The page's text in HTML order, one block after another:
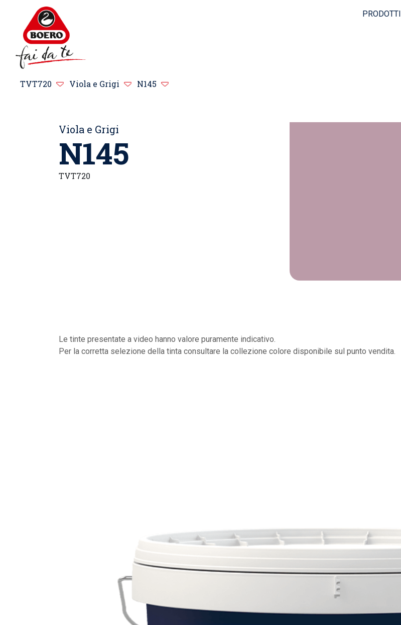
PRODOTTI
TVT720 Viola e Grigi N145
Viola e Grigi
N145
TVT720
Le tinte presentate a video hanno valore puramente indicativo.
Per la corretta selezione della tinta consultare la collezione colore disponibile sul punto vendita.